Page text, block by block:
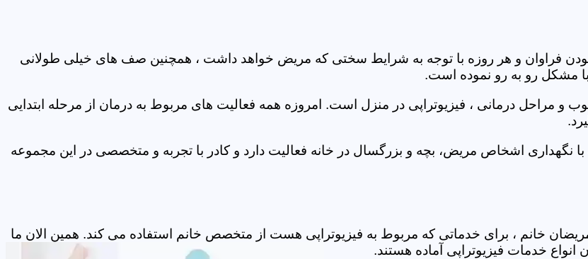
فراوان و هر روزه با توجه به شرایط سختی که مریض خواهد داشت ، همچنین صف های خیلی طولانی
با مشکل رو به رو نموده است.
مراحل درمانی ، فیزیوتراپی در منزل است. امروزه همه فعالیت های مربوط به درمان از مرحله ابتدایی
نگهداری اشخاص مریض، بچه و بزرگسال در خانه فعالیت دارد و کادر با تجربه و متخصصی در این مجموعه
خانم ، برای خدماتی که مربوط به فیزیوتراپی هست از متخصص خانم استفاده می کند. همین الان ما
انواع خدمات فیزیوتراپی آماده هستند.